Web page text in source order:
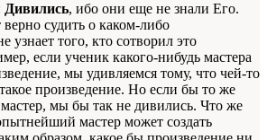
Дивились, ибо они еще не знали Его.
судить о каком-либо
узнает того, кто сотворил это
если ученик какого-нибудь мастера
мы удивляемся тому, что чей-то
произведение. Но если бы то же
мы бы так не дивились. Что же
мастер может создать